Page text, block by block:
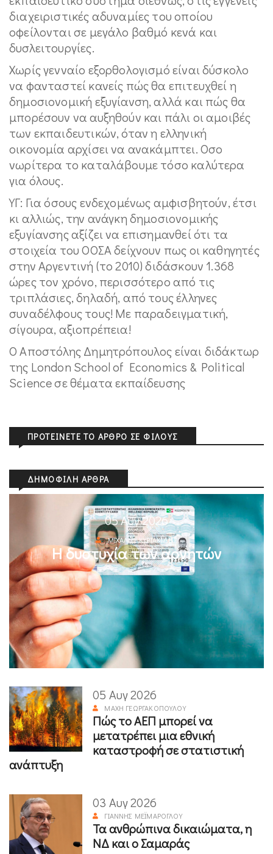
διαχειριστικές αδυναμίες του οποίου
οφείλονται σε μεγάλο βαθμό κενά και
δυσλειτουργίες.
Χωρίς γενναίο εξορθολογισμό είναι δύσκολο
να φανταστεί κανείς πώς θα επιτευχθεί η
δημοσιονομική εξυγίανση, αλλά και πώς θα
μπορέσουν να αυξηθούν και πάλι οι αμοιβές
των εκπαιδευτικών, όταν η ελληνική
οικονομία αρχίσει να ανακάμπτει. Οσο
νωρίτερα το καταλάβουμε τόσο καλύτερα
για όλους.
ΥΓ: Για όσους ενδεχομένως αμφισβητούν, έτσι
κι αλλιώς, την ανάγκη δημοσιονομικής
εξυγίανσης αξίζει να επισημανθεί ότι τα
στοιχεία του ΟΟΣΑ δείχνουν πως οι καθηγητές
στην Αργεντινή (το 2010) διδάσκουν 1.368
ώρες τον χρόνο, περισσότερο από τις
τριπλάσιες, δηλαδή, από τους έλληνες
συναδέλφους τους! Με παραδειγματική,
σίγουρα, αξιοπρέπεια!
Ο Αποστόλης Δημητρόπουλος είναι διδάκτωρ
της London School of Economics & Political
Science σε θέματα εκπαίδευσης
ΠΡΟΤΕΊΝΕΤΕ ΤΟ ΆΡΘΡΟ ΣΕ ΦΊΛΟΥΣ
ΔΗΜΟΦΙΛΉ ΆΡΘΡΑ
05 Αυγ 2026
ΜΙΧΆΛΗΣ ΚΥΡΙΑΚΊΔΗΣ
Η δυστυχία των αρνητών
05 Αυγ 2026
ΜΆΧΗ ΓΕΩΡΓΑΚΟΠΟΎΛΟΥ
Πώς το ΑΕΠ μπορεί να
μετατρέπει μια εθνική
καταστροφή σε στατιστική
ανάπτυξη
03 Αυγ 2026
ΓΙΆΝΝΗΣ ΜΕΪΜΆΡΟΓΛΟΥ
Τα ανθρώπινα δικαιώματα, η
ΝΔ και ο Σαμαράς